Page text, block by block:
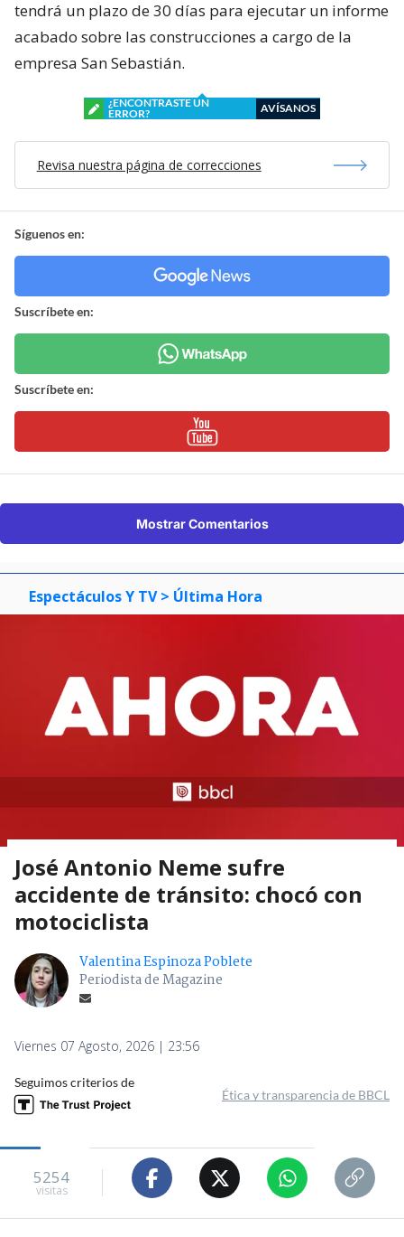
tendrá un plazo de 30 días para ejecutar un informe
acabado sobre las construcciones a cargo de la
empresa San Sebastián.
¿ENCONTRASTE UN
ERROR?
AVÍSANOS
Revisa nuestra página de correcciones
Síguenos en:
Suscríbete en:
Suscríbete en:
Mostrar Comentarios
Espectáculos Y TV > Última Hora
José Antonio Neme sufre
accidente de tránsito: chocó con
motociclista
Valentina Espinoza Poblete
Periodista de Magazine
Viernes 07 Agosto, 2026 | 23:56
Seguimos criterios de
Ética y transparencia de BBCL
5254
visitas